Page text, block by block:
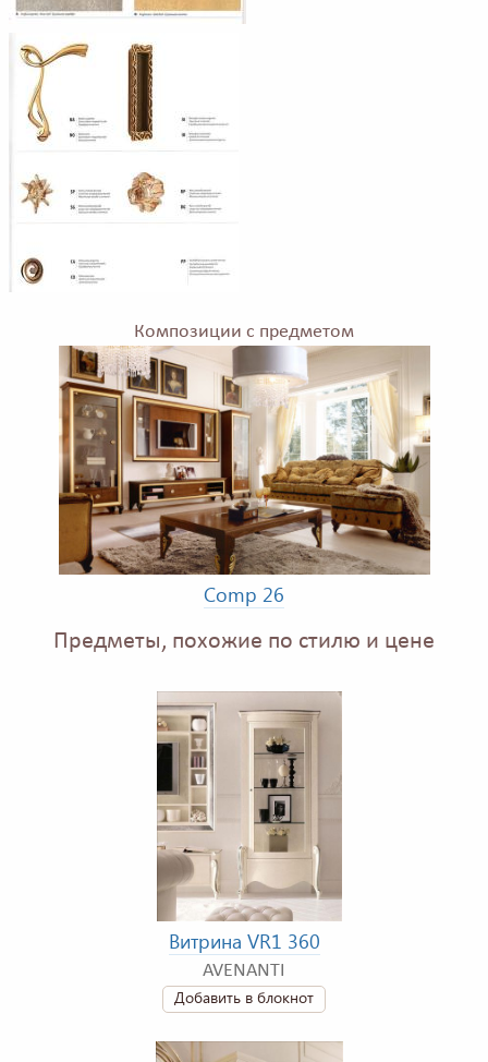
Композиции с предметом
Comp 26
Предметы, похожие по стилю и цене
Витрина VR1 360
AVENANTI
Добавить в блокнот